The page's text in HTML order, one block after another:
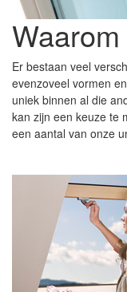
Er bestaan veel
evenzoveel vormen
uniek binnen al die
kan zijn een keuze te
een aantal van onze